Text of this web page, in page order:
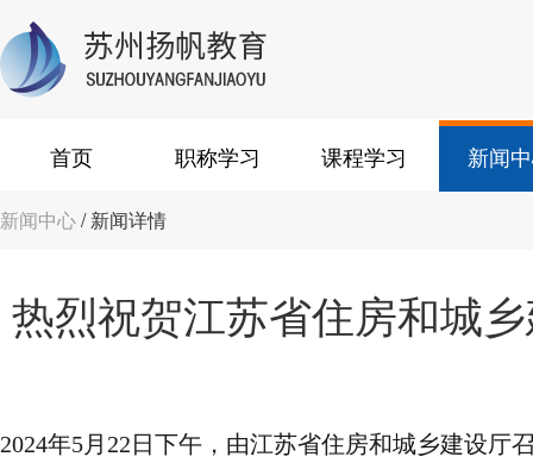
首页 职称学习 课程学习 新闻
新闻中心/ 新闻详情
热烈祝贺江苏省住房和城
2024年5月22日下午，由江苏省住房和城乡建设